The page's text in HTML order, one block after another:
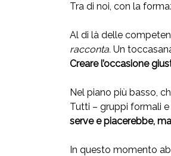
Tra di noi, con la
Al di là delle
racconta. Un
Creare l’occasione
Nel piano più basso,
Tutti – gruppi formali
serve e piacerebbe,
In questo momento